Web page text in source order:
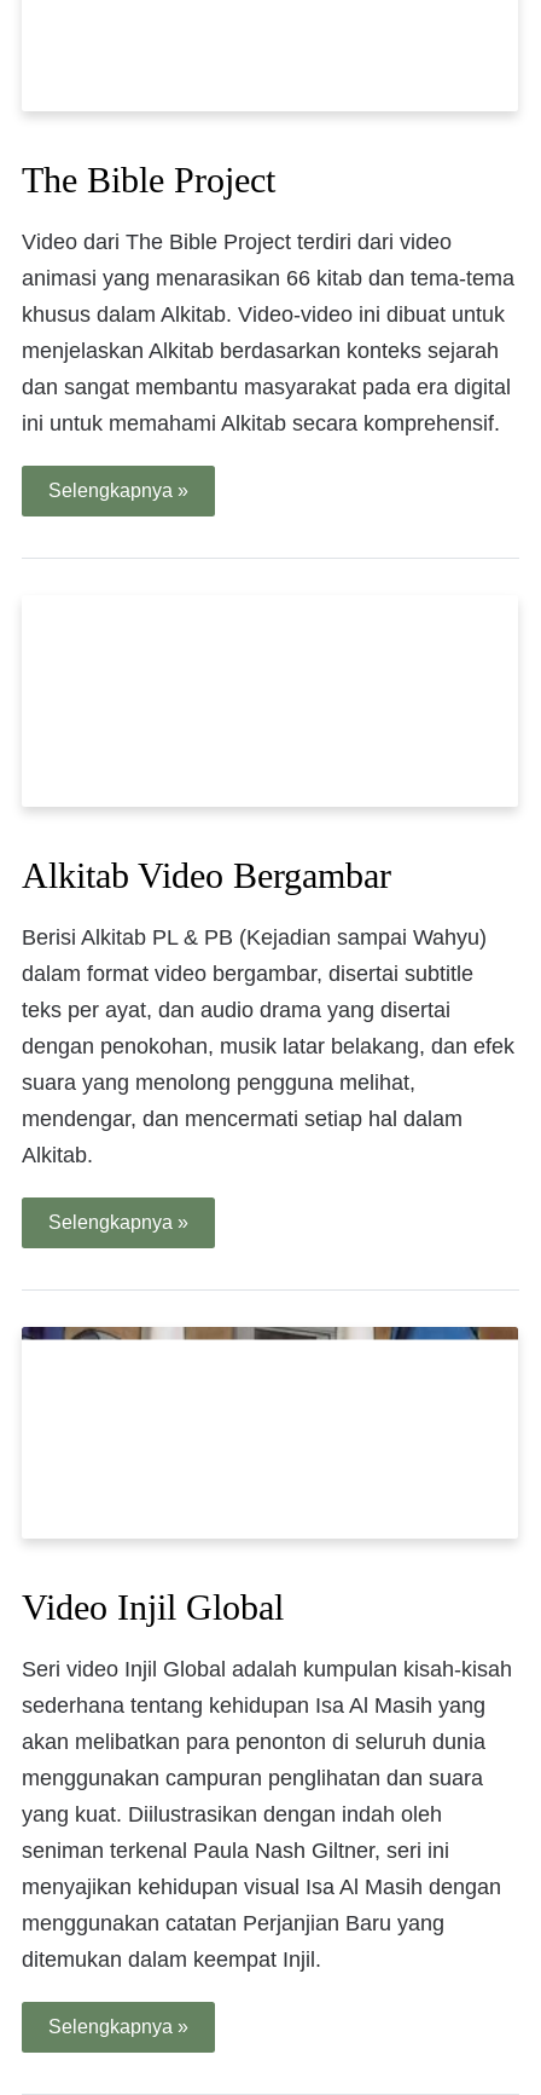
The Bible Project
Video dari The Bible Project terdiri dari video
animasi yang menarasikan 66 kitab dan tema-tema
khusus dalam Alkitab. Video-video ini dibuat untuk
menjelaskan Alkitab berdasarkan konteks sejarah
dan sangat membantu masyarakat pada era digital
ini untuk memahami Alkitab secara komprehensif.
Selengkapnya »
Alkitab Video Bergambar
Berisi Alkitab PL & PB (Kejadian sampai Wahyu)
dalam format video bergambar, disertai subtitle
teks per ayat, dan audio drama yang disertai
dengan penokohan, musik latar belakang, dan efek
suara yang menolong pengguna melihat,
mendengar, dan mencermati setiap hal dalam
Alkitab.
Selengkapnya »
Video Injil Global
Seri video Injil Global adalah kumpulan kisah-kisah
sederhana tentang kehidupan Isa Al Masih yang
akan melibatkan para penonton di seluruh dunia
menggunakan campuran penglihatan dan suara
yang kuat. Diilustrasikan dengan indah oleh
seniman terkenal Paula Nash Giltner, seri ini
menyajikan kehidupan visual Isa Al Masih dengan
menggunakan catatan Perjanjian Baru yang
ditemukan dalam keempat Injil.
Selengkapnya »